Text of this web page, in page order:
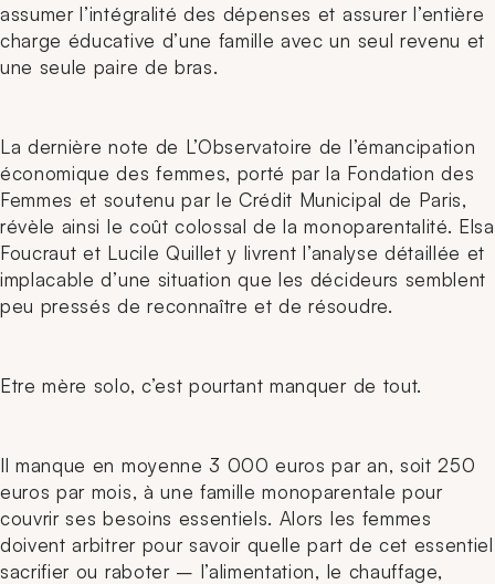
assumer l’intégralité des dépenses et assurer l’entière
charge éducative d’une famille avec un seul revenu et
une seule paire de bras.
La dernière note de L’Observatoire de l’émancipation
économique des femmes, porté par la Fondation des
Femmes et soutenu par le Crédit Municipal de Paris,
révèle ainsi le coût colossal de la monoparentalité. Elsa
Foucraut et Lucile Quillet y livrent l’analyse détaillée et
implacable d’une situation que les décideurs semblent
peu pressés de reconnaître et de résoudre.
Etre mère solo, c’est pourtant manquer de tout.
Il manque en moyenne 3 000 euros par an, soit 250
euros par mois, à une famille monoparentale pour
couvrir ses besoins essentiels. Alors les femmes
doivent arbitrer pour savoir quelle part de cet essentiel
sacrifier ou raboter – l’alimentation, le chauffage,